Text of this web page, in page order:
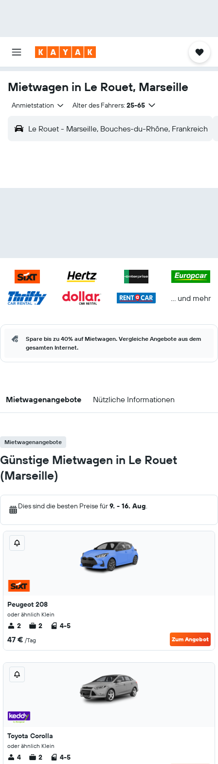
Mietwagen in Le Rouet, Marseille
Anmietstation Alter des Fahrers: 25-65
Le Rouet - Marseille, Bouches-du-Rhône, Frankreich
… und mehr
Spare bis zu 40% auf Mietwagen. Vergleiche Angebote aus dem
gesamten Internet.
Mietwagenangebote Nützliche Informationen
Mietwagenangebote
Günstige Mietwagen in Le Rouet
(Marseille)
Dies sind die besten Preise für9. - 16. Aug.
Peugeot 208
oder ähnlich Klein
2 2 4-5
47 € /Tag Zum Angebot
Toyota Corolla
oder ähnlich Klein
4 2 4-5